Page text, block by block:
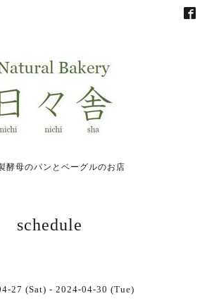
酵母のパンとベーグルのお店
schedule
27 (Sat) - 2024-04-30 (Tue)